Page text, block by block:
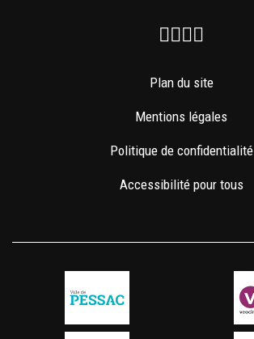
Facebook
Instagram
Youtube
Plan du site
Mentions légales
Politique de confidentialité
Accessibilité pour tous